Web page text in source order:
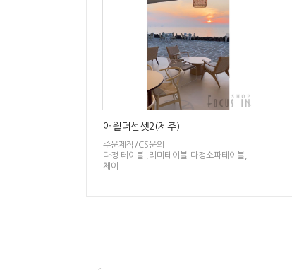
애월더선셋2(제주)
주문제작/CS문의
다정 테이블 ,리미테이블.다정소파테이블,
체어